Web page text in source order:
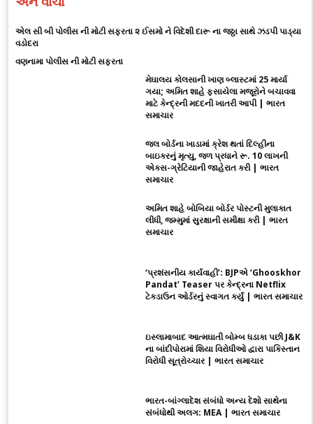
એલ સી બી પોલીસ ની મોટી સફરતા ૨ ઈસમો ને વિદેશી દારૂ ના જઠ્ઠા સાથે ઝડપી પાડ્યા
વડોદરા
વણનામા પોલીસ ની મોટી સફરતા
મેઘાલય કોલસાની ખાણ બ્લાસ્ટમાં 25 માર્યા
ગયા; અમિત શાહે ફસાયેલા મજૂરોને બચાવવા
માટે કેન્દ્રની મદદની ખાતરી આપી | ભારત
સમાચાર
જલ બોર્ડના ખાડામાં ક્રેશ થતાં દિલ્હીના
બાઇકરનું મૃત્યુ, જળ પ્રધાને રૂ. 10 લાખની
એક્સ-ગ્રેટિયાની જાહેરાત કરી | ભારત
સમાચાર
અમિત શાહે બોબિયા બોર્ડર પોસ્ટની મુલાકાત
લીધી, જમ્મુમાં સુરક્ષાની સમીક્ષા કરી | ભારત
સમાચાર
‘પ્રશંસનીય કાર્યવાહી’: BJPએ ‘Ghooskhor
Pandat’ Teaser પર કેન્દ્રના Netflix
ટેકડાઉન ઓર્ડરનું સ્વાગત કર્યું | ભારત સમાચાર
ઇસ્લામાબાદ આત્મઘાતી બોમ્બ ધડાકા પછી J&K
ના બાંદીપોરામાં શિયા વિરોધીઓ દ્વારા પાકિસ્તાન
વિરોધી સૂત્રોચ્ચાર | ભારત સમાચાર
ભારત-બાંગ્લાદેશ સંબંધો અન્ય દેશો સાથેના
સંબંધોથી અલગ: MEA | ભારત સમાચાર